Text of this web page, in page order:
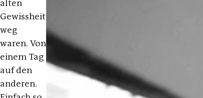
alten
Gewissheiten
weg
waren. Von
einem Tag
auf den
anderen.